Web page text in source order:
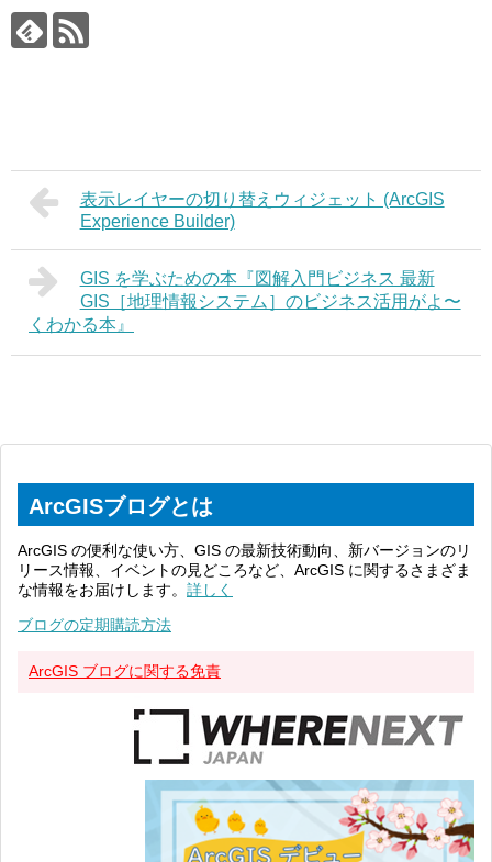
表示レイヤーの切り替えウィジェット (ArcGIS
Experience Builder)
GIS を学ぶための本『図解⼊⾨ビジネス 最新
GIS［地理情報システム］のビジネス活⽤がよ〜
くわかる本』
ArcGISブログとは
ArcGIS の便利な使い方、GIS の最新技術動向、新バージョンのリ
リース情報、イベントの見どころなど、ArcGIS に関するさまざま
な情報をお届けします。 詳しく
ブログの定期購読方法
ArcGIS ブログに関する免責